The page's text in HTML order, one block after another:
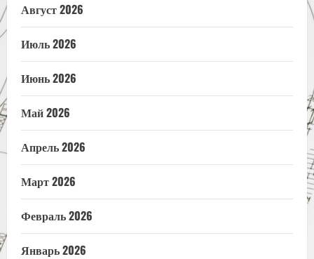
Август 2026
Июль 2026
Июнь 2026
Май 2026
Апрель 2026
Март 2026
Февраль 2026
Январь 2026